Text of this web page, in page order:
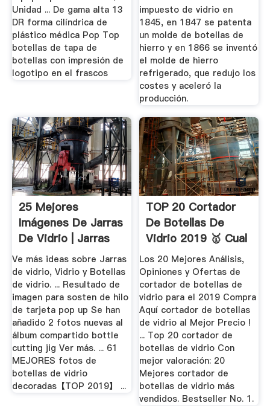
Unidad ... De gama alta 13
DR forma cilíndrica de
plástico médica Pop Top
botellas de tapa de
botellas con impresión de
logotipo en el frascos
impuesto de vidrio en
1845, en 1847 se patenta
un molde de botellas de
hierro y en 1866 se inventó
el molde de hierro
refrigerado, que redujo los
costes y aceleró la
producción.
25 Mejores
Imágenes De Jarras
De Vidrio | Jarras
De Vidrio ...
Ve más ideas sobre Jarras
de vidrio, Vidrio y Botellas
de vidrio. ... Resultado de
imagen para sosten de hilo
de tarjeta pop up Se han
añadido 2 fotos nuevas al
álbum compartido bottle
cutting jig Ver más. ... 61
MEJORES fotos de
botellas de vidrio
decoradas【TOP 2019】 ...
TOP 20 Cortador
De Botellas De
Vidrio 2019 🥇 Cual
Es Mejor ...
Los 20 Mejores Análisis,
Opiniones y Ofertas de
cortador de botellas de
vidrio para el 2019 Compra
Aquí cortador de botellas
de vidrio al Mejor Precio !
... Top 20 cortador de
botellas de vidrio Con
mejor valoración: 20
Mejores cortador de
botellas de vidrio más
vendidos. Bestseller No. 1.